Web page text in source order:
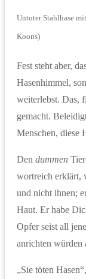
Untoter Stahlhase
Koons)
Fest steht aber,
Hasenhimmel,
weiterlebst. Das,
gemacht.
Menschen, diese
Den dummen
wortreich erklärt,
und nicht ihnen;
Haut. Er habe
Opfer seist all
anrichten würden
„Sie töten